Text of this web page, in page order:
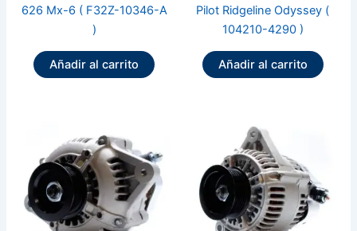
626 Mx-6 ( F32Z-10346-A
)
Añadir al carrito
Pilot Ridgeline Odyssey (
104210-4290 )
Añadir al carrito